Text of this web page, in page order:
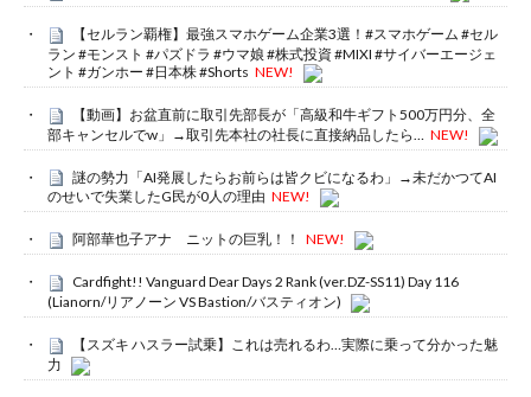
【セルラン覇権】最強スマホゲーム企業3選！#スマホゲーム #セル
ラン #モンスト #パズドラ #ウマ娘 #株式投資 #MIXI #サイバーエージェ
ント #ガンホー #日本株 #Shorts NEW!
【動画】お盆直前に取引先部長が「高級和牛ギフト500万円分、全
部キャンセルでw」→取引先本社の社長に直接納品したら…
NEW!
謎の勢力「AI発展したらお前らは皆クビになるわ」→未だかつてAI
のせいで失業したG民が0人の理由 NEW!
阿部華也子アナ ニットの巨乳！！ NEW!
Cardfight!! Vanguard Dear Days 2 Rank (ver.DZ-SS11) Day 116
(Lianorn/リアノーン VS Bastion/バスティオン)
【スズキ ハスラー試乗】これは売れるわ…実際に乗って分かった魅
力